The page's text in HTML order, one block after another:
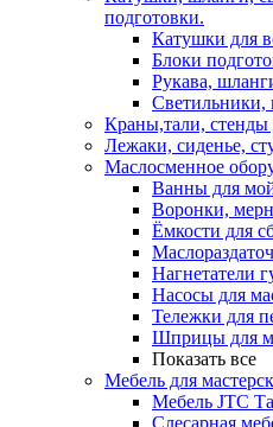
подготовки.
Катушки для
Блоки
Рукава,
Светильники,
Краны,тали, стенды
Лежаки, сиденье,
Маслосменное
Ванны для
Воронки,
Ёмкости для
Нагнетатели
Насосы для
Тележки для
Шприцы для
Показать все
Мебель для
Мебель JTC